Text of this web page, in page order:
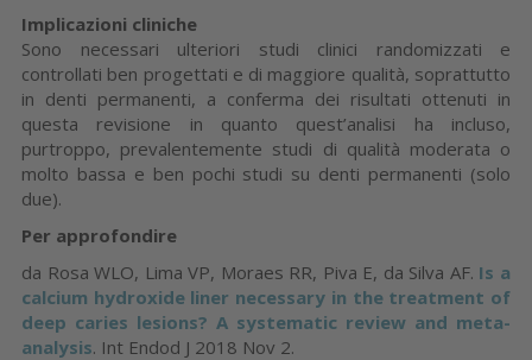
Implicazioni cliniche
Sono necessari ulteriori studi clinici randomizzati e
controllati ben progettati e di maggiore qualità, soprattutto
in denti permanenti, a conferma dei risultati ottenuti in
questa revisione in quanto quest’analisi ha incluso,
purtroppo, prevalentemente studi di qualità moderata o
molto bassa e ben pochi studi su denti permanenti (solo
due).
Per approfondire
da Rosa WLO, Lima VP, Moraes RR, Piva E, da Silva AF. Is a
calcium hydroxide liner necessary in the treatment of
deep caries lesions? A systematic review and meta-
analysis. Int Endod J 2018 Nov 2.